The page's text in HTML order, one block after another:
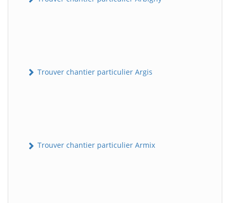
Trouver chantier particulier Argis
Trouver chantier particulier Armix